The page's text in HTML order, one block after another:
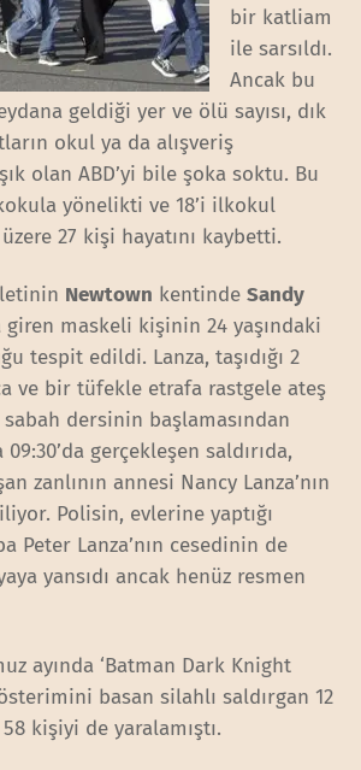
bir katliam
ile sarsıldı.
Ancak bu
geldiği yer ve ölü sayısı, dık
okul ya da alışveriş
olan ABD’yi bile şoka soktu. Bu
yönelikti ve 18’i ilkokul
27 kişi hayatını kaybetti.
Newtown kentindeSandy
maskeli kişinin 24 yaşındaki
tespit edildi. Lanza, taşıdığı 2
ve bir tüfekle etrafa rastgele ateş
sabah dersinin başlamasından
gerçekleşen saldırıda,
zanlının annesi Nancy Lanza’nın
Polisin, evlerine yaptığı
Peter Lanza’nın cesedinin de
yansıdı ancak henüz resmen
ayında ‘Batman Dark Knight
basan silahlı saldırgan 12
kişiyi de yaralamıştı.